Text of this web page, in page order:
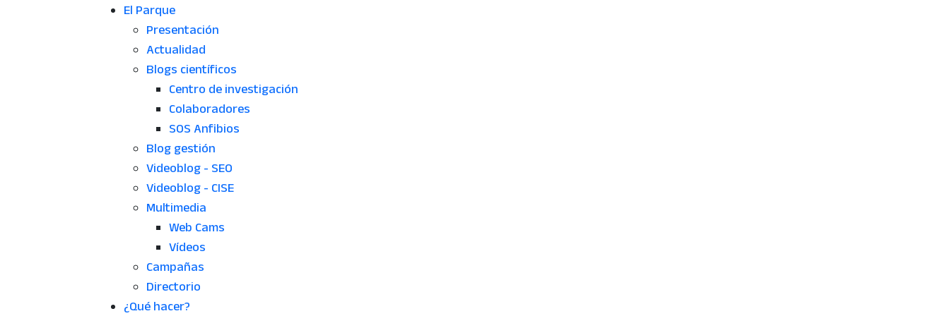
El Parque
Presentación
Actualidad
Blogs científicos
Centro de investigación
Colaboradores
SOS Anfibios
Blog gestión
Videoblog - SEO
Videoblog - CISE
Multimedia
Web Cams
Vídeos
Campañas
Directorio
¿Qué hacer?